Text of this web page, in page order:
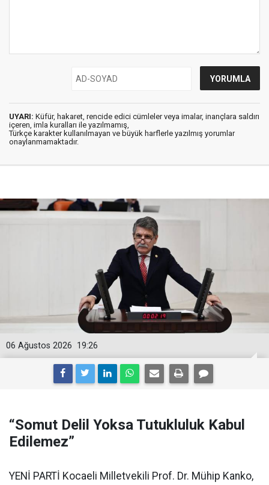
UYARI: Küfür, hakaret, rencide edici cümleler veya imalar, inançlara saldırı
içeren, imla kuralları ile yazılmamış,
Türkçe karakter kullanılmayan ve büyük harflerle yazılmış yorumlar
onaylanmamaktadır.
19:26
06 Ağustos 2026
“Somut Delil Yoksa Tutukluluk Kabul
Edilemez”
YENİ PARTİ Kocaeli Milletvekili Prof. Dr. Mühip Kanko,